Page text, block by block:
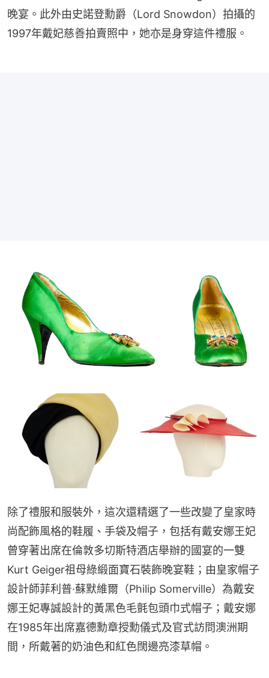
晚宴。此外由史諾登勳爵（Lord Snowdon）拍攝的
1997年戴妃慈善拍賣照中，她亦是身穿這件禮服。
除了禮服和服裝外，這次還精選了一些改變了皇家時
尚配飾風格的鞋履、手袋及帽子，包括有戴安娜王妃
曾穿著出席在倫敦多切斯特酒店舉辦的國宴的一雙
Kurt Geiger祖母綠緞面寶石裝飾晚宴鞋；由皇家帽子
設計師菲利普·蘇默維爾（Philip Somerville）為戴安
娜王妃專誠設計的黃黑色毛氈包頭巾式帽子；戴安娜
在1985年出席嘉德勳章授勳儀式及官式訪問澳洲期
間，所戴著的奶油色和紅色闊邊亮漆草帽。